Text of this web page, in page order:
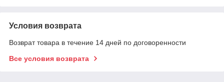
Условия возврата
Возврат товара в течение 14 дней по договоренности
Все условия возврата